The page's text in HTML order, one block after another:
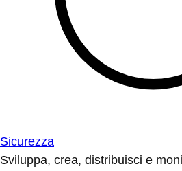
Sicurezza
Sviluppa, crea, distribuisci e